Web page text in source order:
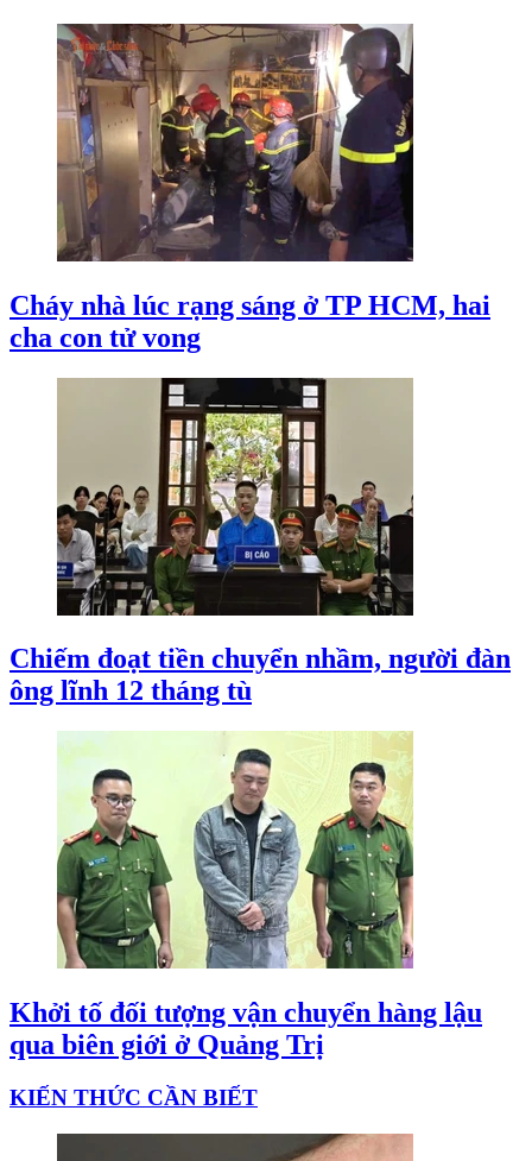
Cháy nhà lúc rạng sáng ở TP HCM, hai
cha con tử vong
Chiếm đoạt tiền chuyển nhầm, người đàn
ông lĩnh 12 tháng tù
Khởi tố đối tượng vận chuyển hàng lậu
qua biên giới ở Quảng Trị
KIẾN THỨC CẦN BIẾT